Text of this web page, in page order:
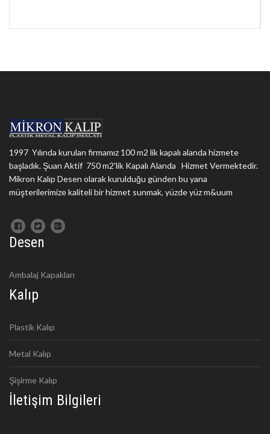
1997 Yılında kurulan firmamız 100 m2 lik kapalı alanda hizmete
başladık. Şuan Aktif 750 m2'lik Kapalı Alanda Hizmet Vermektedir.
Mikron Kalıp Desen olarak kurulduğu günden bu yana
müşterilerimize kaliteli bir hizmet sunmak, yüzde yüz m&uum
Desen
Ambalaj Kapakları
Kalıp
Plastik Kalıp
Metal Kalıp
Şişirme Kalıp
İletişim Bilgileri